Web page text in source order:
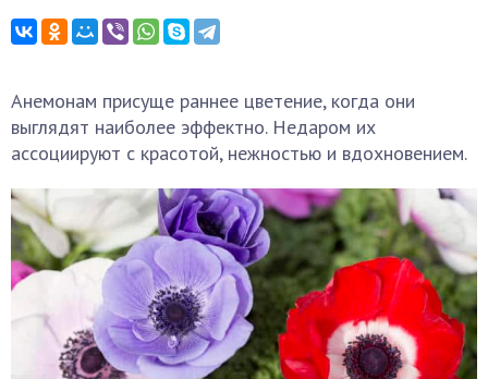
Анемонам присуще раннее цветение, когда они
выглядят наиболее эффектно. Недаром их
ассоциируют с красотой, нежностью и вдохновением.